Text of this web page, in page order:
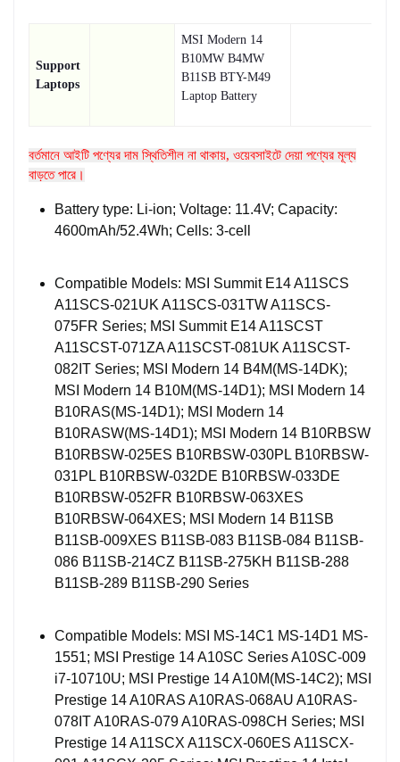
Support
Laptops
MSI Modern 14
B10MW B4MW
B11SB BTY-M49
Laptop Battery
বর্তমানে আইটি পণ্যের দাম স্থিতিশীল না থাকায়, ওয়েবসাইটে দেয়া পণ্যের মূল্য
বাড়তে পারে।
Battery type: Li-ion; Voltage: 11.4V; Capacity:
4600mAh/52.4Wh; Cells: 3-cell
Compatible Models: MSI Summit E14 A11SCS
A11SCS-021UK A11SCS-031TW A11SCS-
075FR Series; MSI Summit E14 A11SCST
A11SCST-071ZA A11SCST-081UK A11SCST-
082IT Series; MSI Modern 14 B4M(MS-14DK);
MSI Modern 14 B10M(MS-14D1); MSI Modern 14
B10RAS(MS-14D1); MSI Modern 14
B10RASW(MS-14D1); MSI Modern 14 B10RBSW
B10RBSW-025ES B10RBSW-030PL B10RBSW-
031PL B10RBSW-032DE B10RBSW-033DE
B10RBSW-052FR B10RBSW-063XES
B10RBSW-064XES; MSI Modern 14 B11SB
B11SB-009XES B11SB-083 B11SB-084 B11SB-
086 B11SB-214CZ B11SB-275KH B11SB-288
B11SB-289 B11SB-290 Series
Compatible Models: MSI MS-14C1 MS-14D1 MS-
1551; MSI Prestige 14 A10SC Series A10SC-009
i7-10710U; MSI Prestige 14 A10M(MS-14C2); MSI
Prestige 14 A10RAS A10RAS-068AU A10RAS-
078IT A10RAS-079 A10RAS-098CH Series; MSI
Prestige 14 A11SCX A11SCX-060ES A11SCX-